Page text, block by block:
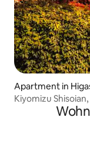
Apartment in
Kiyomizu
Yasaka-Schrein,
Massagesessel,